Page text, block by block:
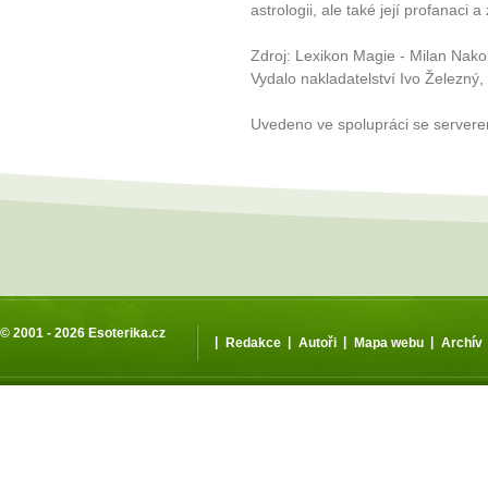
astrologii, ale také její profanaci
Zdroj: Lexikon Magie - Milan
Vydalo nakladatelství Ivo
Uvedeno ve spolupráci se
© 2001 - 2026 Esoterika.cz
| Redakce | Autoři | Mapa webu | Archív